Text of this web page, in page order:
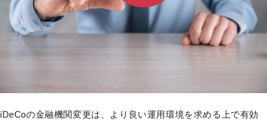
iDeCoの金融機関変更は、より良い運用環境を求める上で有効